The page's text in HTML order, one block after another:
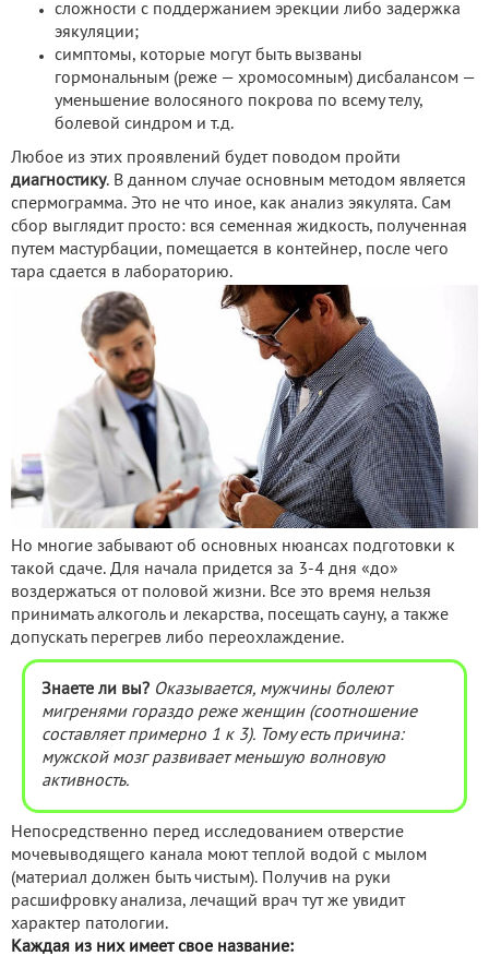
сложности с поддержанием эрекции либо задержка
эякуляции;
симптомы, которые могут быть вызваны
гормональным (реже — хромосомным) дисбалансом —
уменьшение волосяного покрова по всему телу,
болевой синдром и т.д.
Любое из этих проявлений будет поводом пройти
диагностику. В данном случае основным методом является
спермограмма. Это не что иное, как анализ эякулята. Сам
сбор выглядит просто: вся семенная жидкость, полученная
путем мастурбации, помещается в контейнер, после чего
тара сдается в лабораторию.
Но многие забывают об основных нюансах подготовки к
такой сдаче. Для начала придется за 3-4 дня «до»
воздержаться от половой жизни. Все это время нельзя
принимать алкоголь и лекарства, посещать сауну, а также
допускать перегрев либо переохлаждение.
Знаете ли вы? Оказывается, мужчины болеют
мигренями гораздо реже женщин (соотношение
составляет примерно 1 к 3). Тому есть причина:
мужской мозг развивает меньшую волновую
активность.
Непосредственно перед исследованием отверстие
мочевыводящего канала моют теплой водой с мылом
(материал должен быть чистым). Получив на руки
расшифровку анализа, лечащий врач тут же увидит
характер патологии.
Каждая из них имеет свое название: